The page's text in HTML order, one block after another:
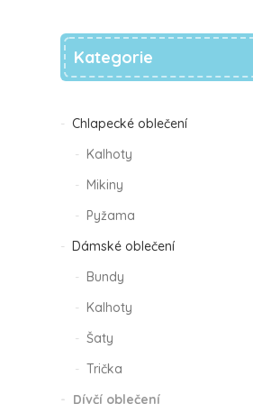
Kategorie
Chlapecké oblečení
Kalhoty
Mikiny
Pyžama
Dámské oblečení
Bundy
Kalhoty
Šaty
Trička
Dívčí oblečení